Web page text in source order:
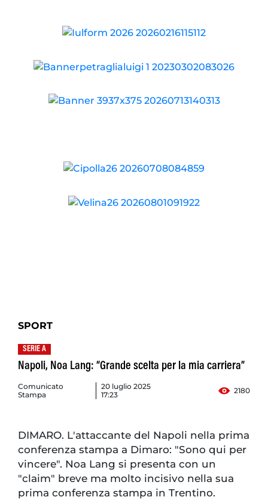
SPORT
SERIE A
Napoli, Noa Lang: “Grande scelta per la mia carriera”
Comunicato
Stampa
20 luglio 2025
17:23
2180
DIMARO. L'attaccante del Napoli nella prima
conferenza stampa a Dimaro: "Sono qui per
vincere". Noa Lang si presenta con un
"claim" breve ma molto incisivo nella sua
prima conferenza stampa in Trentino.